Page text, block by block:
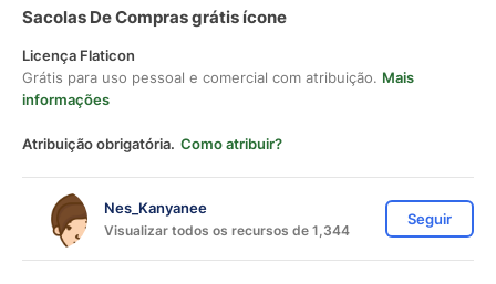
Sacolas De Compras grátis ícone
Licença Flaticon
Grátis para uso pessoal e comercial com atribuição. Mais
informações
Atribuição obrigatória. Como atribuir?
Nes_Kanyanee
Visualizar todos os recursos de 1,344
Seguir